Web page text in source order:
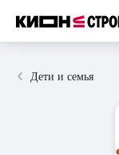
Дети и семья